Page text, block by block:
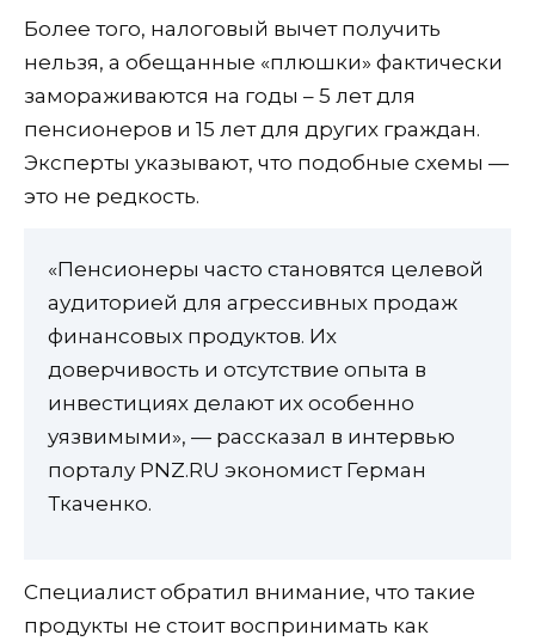
Более того, налоговый вычет получить
нельзя, а обещанные «плюшки» фактически
замораживаются на годы – 5 лет для
пенсионеров и 15 лет для других граждан.
Эксперты указывают, что подобные схемы —
это не редкость.
«Пенсионеры часто становятся целевой
аудиторией для агрессивных продаж
финансовых продуктов. Их
доверчивость и отсутствие опыта в
инвестициях делают их особенно
уязвимыми», — рассказал в интервью
порталу PNZ.RU экономист Герман
Ткаченко.
Специалист обратил внимание, что такие
продукты не стоит воспринимать как